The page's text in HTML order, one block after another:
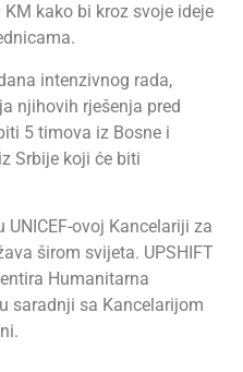
kako bi kroz svoje ideje
intenzivnog rada,
njihovih rješenja pred
5 timova iz Bosne i
Srbije koji će biti
ovoj Kancelariji za
širom svijeta. UPSHIFT
Humanitarna
saradnji sa Kancelarijom